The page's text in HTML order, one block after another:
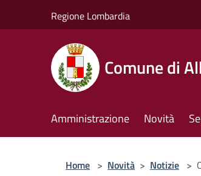
Regione Lombardia
Comune di
Amministrazione Novità
Home > Novità > Notizie >